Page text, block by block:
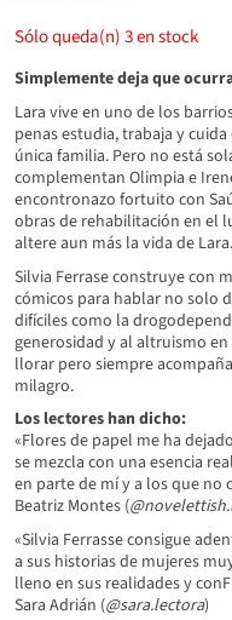
Sólo queda(n)3en stock
Simplemente deja que
Lara vive en uno de los
penas estudia, trabaja y
única familia. Pero no está
complementan Olimpia e
encontronazo fortuito con
obras de rehabilitación en el
altere aun más la vida de
Silvia Ferrase construye con
cómicos para hablar no solo
difíciles como la
generosidad y al altruismo
llorar pero siempre
milagro.
Los lectores han dicho:
«Flores de papel me ha
se mezcla con una esencia
en parte de mí y a los que no
Beatriz Montes (
«Silvia Ferrasse consigue
a sus historias de mujeres
lleno en sus realidades y
Sara Adrián (@sara.lectora)